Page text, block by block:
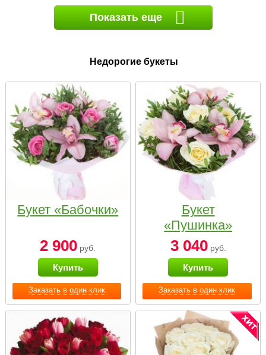
Показать еще
Недорогие букеты
Заказать в один клик
Букет «Бабочки»
2 900 руб.
Купить
Заказать в один клик
Букет
«Пушинка»
3 040руб.
Купить